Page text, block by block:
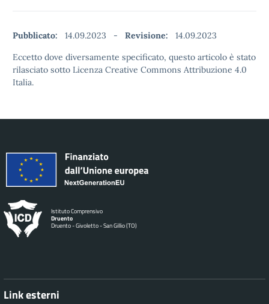
Pubblicato: 14.09.2023 - Revisione:
14.09.2023
Eccetto dove diversamente specificato, questo articolo è stato
rilasciato sotto Licenza Creative Commons Attribuzione 4.0
Italia.
Istituto Comprensivo
Druento
Druento - Givoletto - San Gillio (TO)
Link esterni